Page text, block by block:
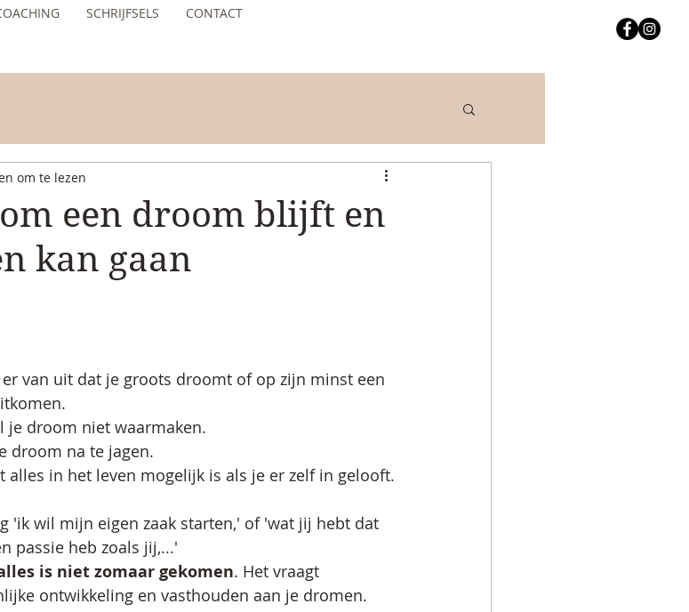
SCHRIJFSELS CONTACT
een droom blijft en
kan gaan
om te lezen
van uit dat je groots droomt of op zijn minst een
je droom niet waarmaken.
droom na te jagen.
alles in het leven mogelijk is als je er zelf in gelooft.
'ik wil mijn eigen zaak starten,' of 'wat jij hebt dat
passie heb zoals jij,...'
is niet zomaar gekomen. Het vraagt
ontwikkeling en vasthouden aan je dromen.